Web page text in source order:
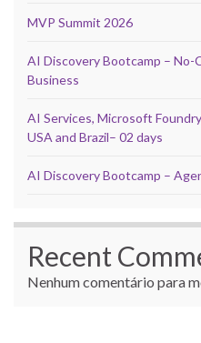
MVP Summit 2026
AI Discovery Bootcamp –
Business
AI Services, Microsoft
USA and Brazil– 02 days
AI Discovery Bootcamp –
Recent
Nenhum comentário para